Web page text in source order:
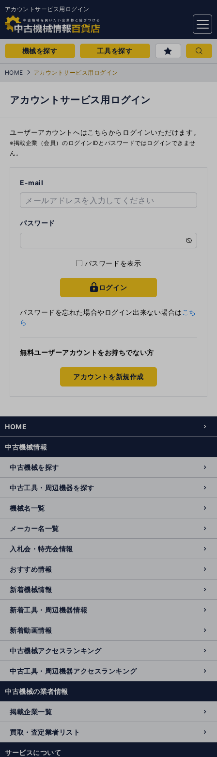
アカウントサービス用ログイン
menu
機械を探す 工具を探す
HOME アカウントサービス用ログイン
アカウントサービス用ログイン
ユーザーアカウントへはこちらからログインいただけます。
※掲載企業（会員）のログインIDとパスワードではログインできませ
ん。
E-mail
パスワード
パスワードを表示
key ログイン
パスワードを忘れた場合やログイン出来ない場合は こち
ら
無料ユーザーアカウントをお持ちでない方
アカウントを新規作成
HOME
中古機械情報
中古機械を探す
中古工具・周辺機器を探す
機械名一覧
メーカー名一覧
入札会・特売会情報
おすすめ情報
新着機械情報
新着工具・周辺機器情報
新着動画情報
中古機械アクセスランキング
中古工具・周辺機器アクセスランキング
中古機械の業者情報
掲載企業一覧
買取・査定業者リスト
サービスについて